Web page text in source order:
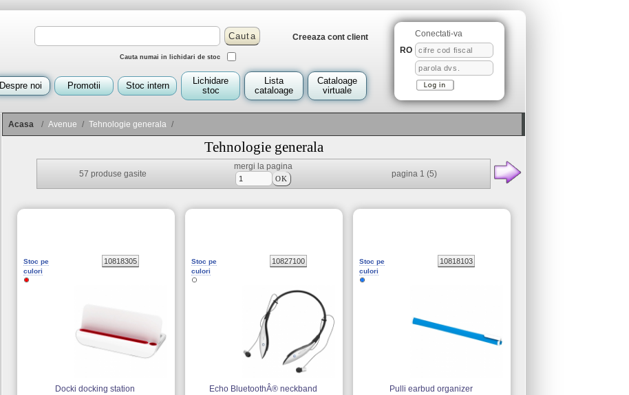
Creeaza cont client
Cauta numai in lichidari de stoc
Despre noi Promotii Stoc intern
Lichidare
stoc
Lista
cataloage
Cataloage
virtuale
Conectati-va
RO
Acasa / Avenue / Tehnologie generala /
Tehnologie generala
57 produse gasite
mergi la pagina
pagina 1 (5)
Stoc pe
culori
10818305
Docki docking station
Stoc pe
culori
10827100
Echo BluetoothÂ® neckband
Stoc pe
culori
10818103
Pulli earbud organizer